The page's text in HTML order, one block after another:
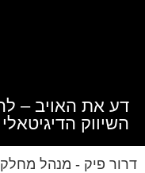
דע את האויב –
השיווק הדיגיטאלי
דרור פיק - מנהל